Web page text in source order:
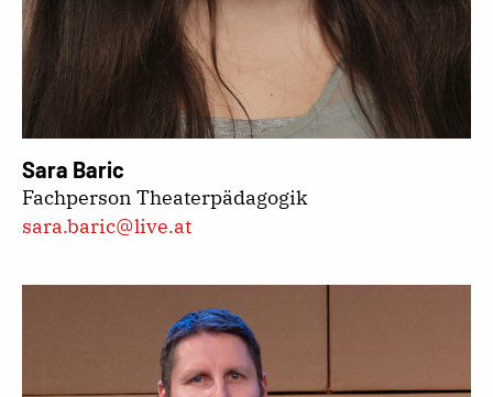
Sara Baric
Fachperson Theaterpädagogik
sara.baric@live.at